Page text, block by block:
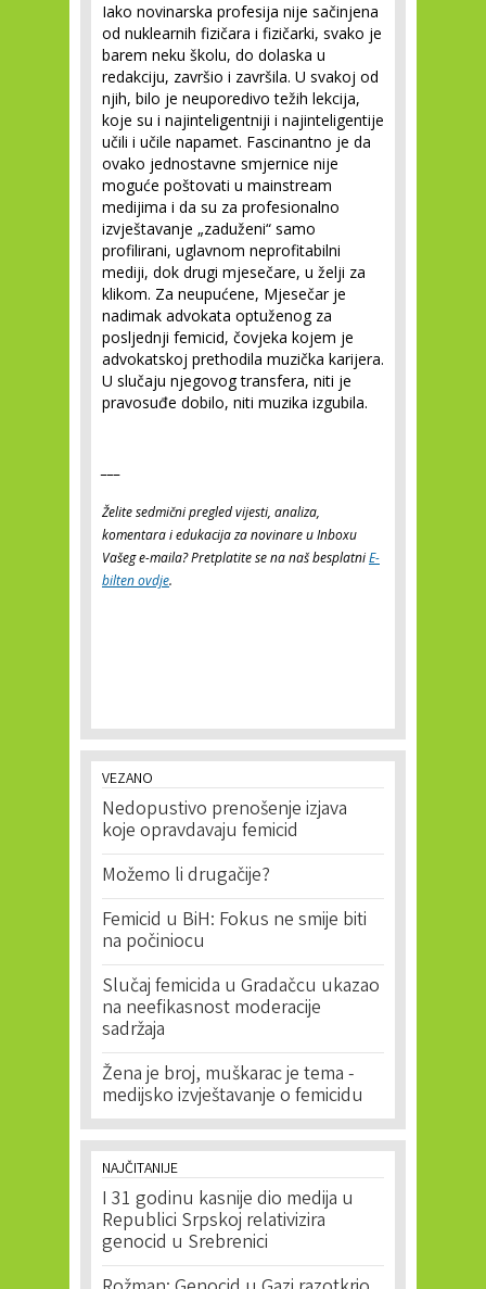
Iako novinarska profesija nije sačinjena
od nuklearnih fizičara i fizičarki, svako je
barem neku školu, do dolaska u
redakciju, završio i završila. U svakoj od
njih, bilo je neuporedivo težih lekcija,
koje su i najinteligentniji i najinteligentije
učili i učile napamet. Fascinantno je da
ovako jednostavne smjernice nije
moguće poštovati u mainstream
medijima i da su za profesionalno
izvještavanje „zaduženi“ samo
profilirani, uglavnom neprofitabilni
mediji, dok drugi mjesečare, u želji za
klikom. Za neupućene, Mjesečar je
nadimak advokata optuženog za
posljednji femicid, čovjeka kojem je
advokatskoj prethodila muzička karijera.
U slučaju njegovog transfera, niti je
pravosuđe dobilo, niti muzika izgubila.
Želite sedmični pregled vijesti, analiza,
komentara i edukacija za novinare u Inboxu
Vašeg e-maila? Pretplatite se na naš besplatniE-
bilten ovdje.
VEZANO
Nedopustivo prenošenje izjava
koje opravdavaju femicid
Možemo li drugačije?
Femicid u BiH: Fokus ne smije biti
na počiniocu
Slučaj femicida u Gradačcu ukazao
na neefikasnost moderacije
sadržaja
Žena je broj, muškarac je tema -
medijsko izvještavanje o femicidu
NAJČITANIJE
I 31 godinu kasnije dio medija u
Republici Srpskoj relativizira
genocid u Srebrenici